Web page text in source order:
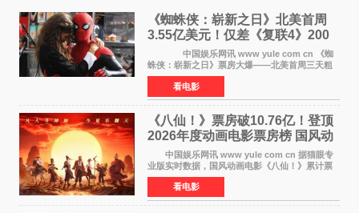
《蜘蛛侠：崭新之日》北美首周
3.55亿美元！仅差《复联4》200
万 影史第二全球开画
中国娱乐网讯 www yule com cn 《蜘
蛛侠：崭新之日》票房大爆——北美首周三天粗
报3 55亿美元，仅比影史最高北美开画《复仇者
联盟4：终局之战》的3 571亿美元少200万出头，
精报调整后仍
看电影
《八仙！》票房破10.76亿！登顶
2026年度动画电影票房榜 国风动
画逆袭暑期档
中国娱乐网讯 www yule com cn 据猫眼专
业版实时数据，国风动画电影《八仙！》累计票
房突破10 76亿元，超过《熊出没·年年有熊》，
暂列2026年度动画影片票房榜冠军。该片自暑期
档登陆院线以
看电影